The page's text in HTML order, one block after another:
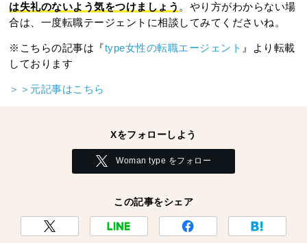
は失礼のないよう気をつけましょう 。やり方がわからない場
合は、一度転職テージェントに相談してみてくださいね。
※こちらの記事は『type女性の転職エージェント 』より転載
しております
＞＞元記事はこちら
Xをフォローしよう
Woman type をフォロー
この記事をシェア